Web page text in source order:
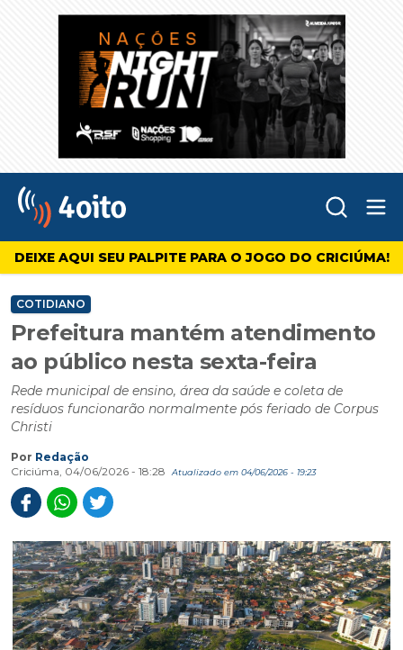
4oito
DEIXE AQUI SEU PALPITE PARA O JOGO DO CRICIÚMA!
COTIDIANO
Prefeitura mantém atendimento
ao público nesta sexta-feira
Rede municipal de ensino, área da saúde e coleta de
resíduos funcionarão normalmente pós feriado de Corpus
Christi
Por Redação
Criciúma, 04/06/2026 - 18:28
Atualizado em 04/06/2026 - 19:23